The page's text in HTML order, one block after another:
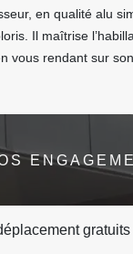
en qualité alu
Il maîtrise
vous rendant sur
gratuits